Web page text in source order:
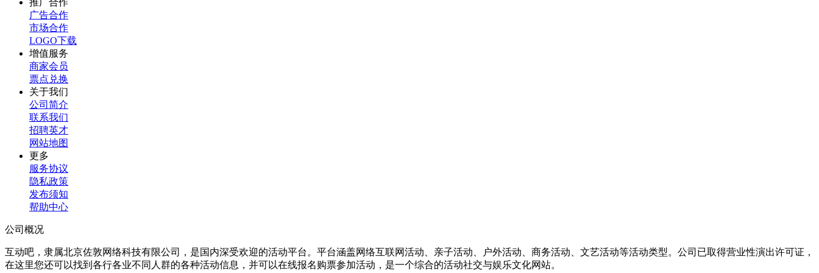
推广合作
广告合作
市场合作
LOGO下载
增值服务
商家会员
票点兑换
关于我们
公司简介
联系我们
招聘英才
网站地图
更多
服务协议
隐私政策
发布须知
帮助中心
公司概况
互动吧，隶属北京佐敦网络科技有限公司，是国内深受欢迎的活动平台。平台涵盖网络互联网活动、亲子活动、户外活动、商务活动、文艺活动等活动类型。公司已取得营业性演出许可证，
在这里您还可以找到各行各业不同人群的各种活动信息，并可以在线报名购票参加活动，是一个综合的活动社交与娱乐文化网站。